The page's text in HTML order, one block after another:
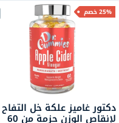
25% خصم
دكتور غاميز علكة خل التفاح
لإنقاص الوزن حزمة من 60